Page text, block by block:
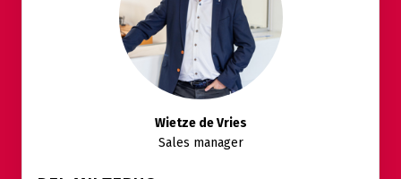
Wietze de Vries
Sales manager